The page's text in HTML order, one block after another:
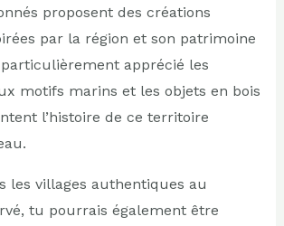
proposent des créations
par la région et son patrimoine
particulièrement apprécié les
motifs marins et les objets en bois
l’histoire de ce territoire
les villages authentiques au
tu pourrais également être